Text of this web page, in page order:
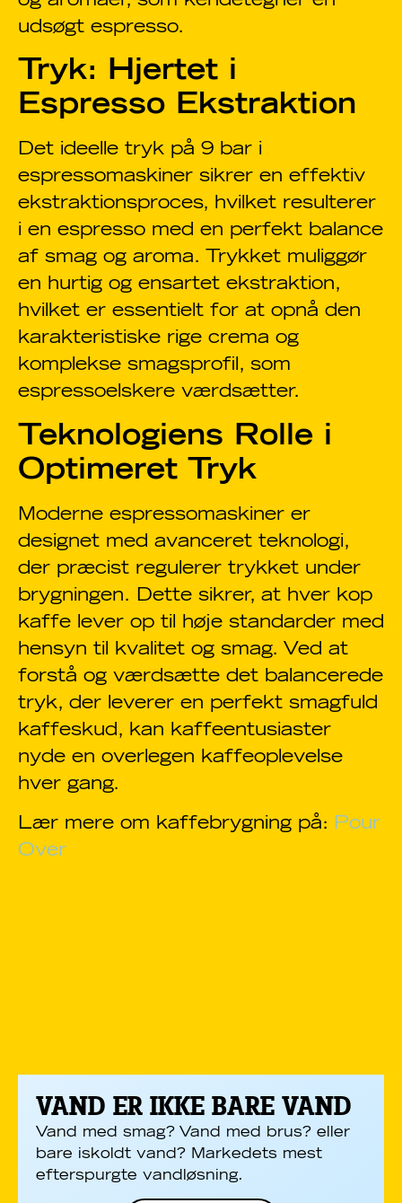
VAND ER IKKE BARE VAND
Vand med smag? Vand med brus? eller
bare iskoldt vand? Markedets mest
efterspurgte vandløsning.
udsøgt espresso.
Tryk: Hjertet i
Espresso Ekstraktion
Det ideelle tryk på 9 bar i
espressomaskiner sikrer en effektiv
ekstraktionsproces, hvilket resulterer
i en espresso med en perfekt balance
af smag og aroma. Trykket muliggør
en hurtig og ensartet ekstraktion,
hvilket er essentielt for at opnå den
karakteristiske rige crema og
komplekse smagsprofil, som
espressoelskere værdsætter.
Teknologiens Rolle i
Optimeret Tryk
Moderne espressomaskiner er
designet med avanceret teknologi,
der præcist regulerer trykket under
brygningen. Dette sikrer, at hver kop
kaffe lever op til høje standarder med
hensyn til kvalitet og smag. Ved at
forstå og værdsætte det balancerede
tryk, der leverer en perfekt smagfuld
kaffeskud, kan kaffeentusiaster
nyde en overlegen kaffeoplevelse
hver gang.
Lær mere om kaffebrygning på: Pour
Over